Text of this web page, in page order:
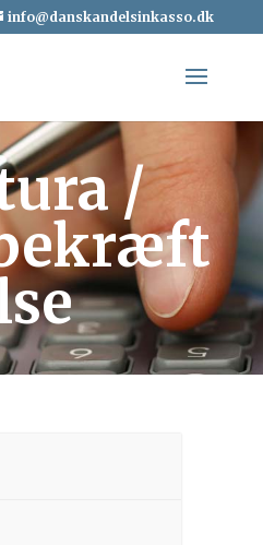
info@danskandelsinkasso.dk
/